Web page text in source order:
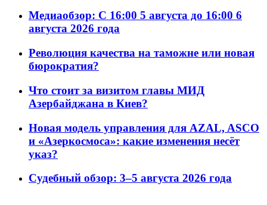
Медиаобзор: С 16:00 5 августа до 16:00 6
августа 2026 года
Революция качества на таможне или новая
бюрократия?
Что стоит за визитом главы МИД
Азербайджана в Киев?
Новая модель управления для AZAL, ASCO
и «Азеркосмоса»: какие изменения несёт
указ?
Судебный обзор: 3–5 августа 2026 года